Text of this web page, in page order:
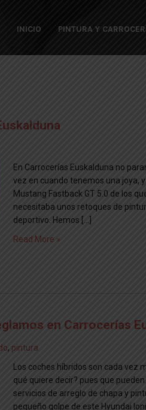
INICIO PINTURA Y
En Carrocerías Euskalduna no
vez en cuando tenemos una joya,
Mustang Fastback GT 5.0 de los
necesitaba unos retoques de
deportivo. Hemos […]
Read More »
en Carrocerías
, pintura
Los coches híbridos son cada vez
qué quiere decir? pues que
servicios de arreglo de chapa y
pequeño golpe de este Hyundai